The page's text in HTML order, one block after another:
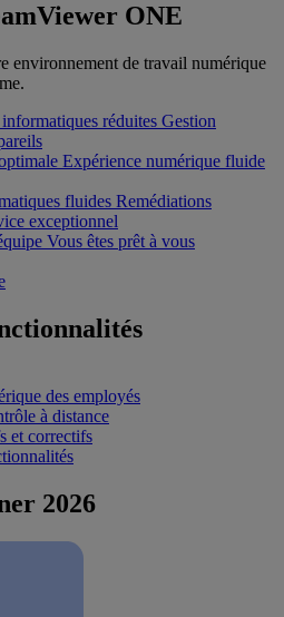
ONE
environnement de travail numérique
réduites Gestion
Expérience numérique fluide
fluides Remédiations
exceptionnel
Vous êtes prêt à vous
des employés
à distance
et correctifs
2026